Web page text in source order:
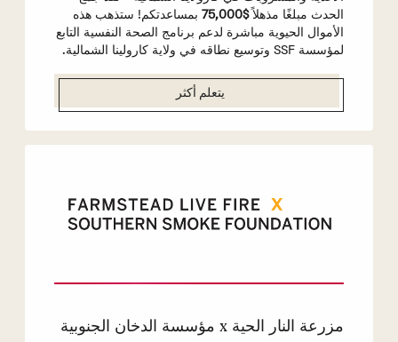
الحدث مبلغًا مذهلاً$75,000
بمساعدتكم! ستذهب هذه
الأموال الحيوية مباشرة لدعم برنامج الصحة النفسية التابع
لمؤسسة SSF وتوسيع نطاقه في ولاية كارولينا الشمالية.
يتعلم أكثر
مزرعة النار الحية x مؤسسة الدخان الجنوبية